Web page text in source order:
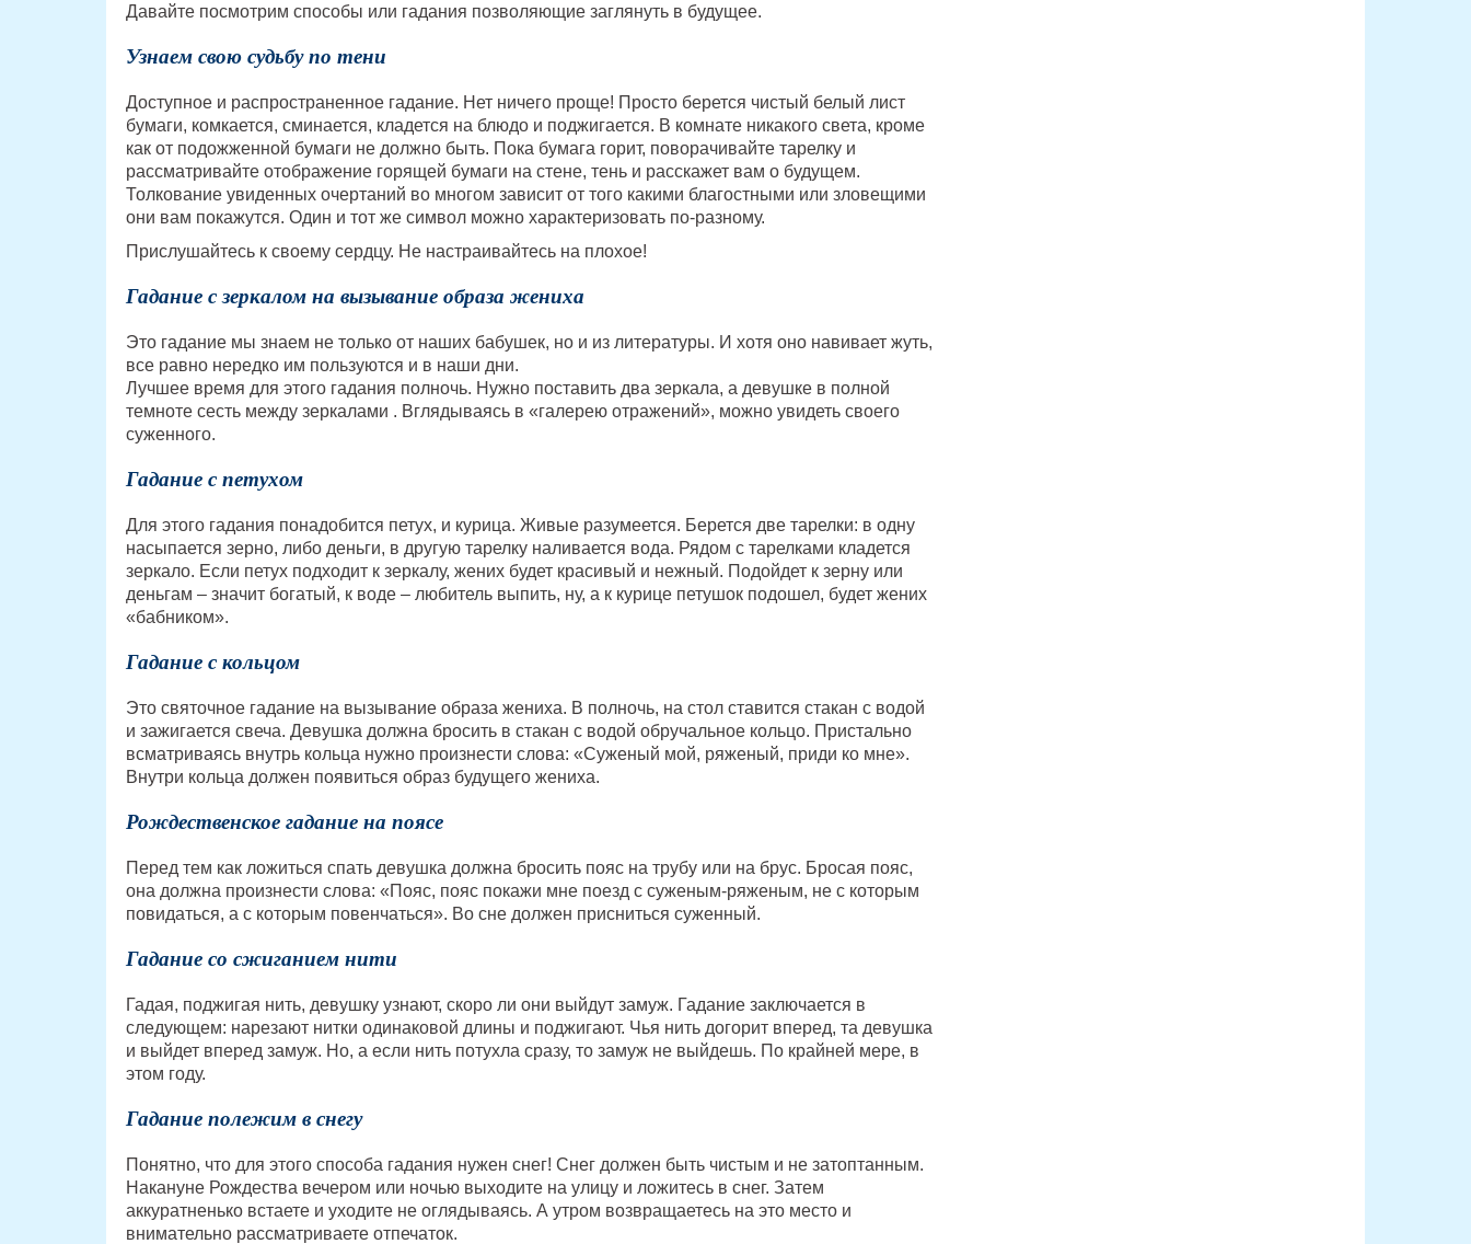
Давайте посмотрим способы или гадания позволяющие заглянуть в будущее.
Узнаем свою судьбу по тени
Доступное и распространенное гадание. Нет ничего проще! Просто берется чистый белый лист
бумаги, комкается, сминается, кладется на блюдо и поджигается. В комнате никакого света, кроме
как от подожженной бумаги не должно быть. Пока бумага горит, поворачивайте тарелку и
рассматривайте отображение горящей бумаги на стене, тень и расскажет вам о будущем.
Толкование увиденных очертаний во многом зависит от того какими благостными или зловещими
они вам покажутся. Один и тот же символ можно характеризовать по-разному.
Прислушайтесь к своему сердцу. Не настраивайтесь на плохое!
Гадание с зеркалом на вызывание образа жениха
Это гадание мы знаем не только от наших бабушек, но и из литературы. И хотя оно навивает жуть,
все равно нередко им пользуются и в наши дни.
Лучшее время для этого гадания полночь. Нужно поставить два зеркала, а девушке в полной
темноте сесть между зеркалами . Вглядываясь в «галерею отражений», можно увидеть своего
суженного.
Гадание с петухом
Для этого гадания понадобится петух, и курица. Живые разумеется. Берется две тарелки: в одну
насыпается зерно, либо деньги, в другую тарелку наливается вода. Рядом с тарелками кладется
зеркало. Если петух подходит к зеркалу, жених будет красивый и нежный. Подойдет к зерну или
деньгам – значит богатый, к воде – любитель выпить, ну, а к курице петушок подошел, будет жених
«бабником».
Гадание с кольцом
Это святочное гадание на вызывание образа жениха. В полночь, на стол ставится стакан с водой
и зажигается свеча. Девушка должна бросить в стакан с водой обручальное кольцо. Пристально
всматриваясь внутрь кольца нужно произнести слова: «Суженый мой, ряженый, приди ко мне».
Внутри кольца должен появиться образ будущего жениха.
Рождественское гадание на поясе
Перед тем как ложиться спать девушка должна бросить пояс на трубу или на брус. Бросая пояс,
она должна произнести слова: «Пояс, пояс покажи мне поезд с суженым-ряженым, не с которым
повидаться, а с которым повенчаться». Во сне должен присниться суженный.
Гадание со сжиганием нити
Гадая, поджигая нить, девушку узнают, скоро ли они выйдут замуж. Гадание заключается в
следующем: нарезают нитки одинаковой длины и поджигают. Чья нить догорит вперед, та девушка
и выйдет вперед замуж. Но, а если нить потухла сразу, то замуж не выйдешь. По крайней мере, в
этом году.
Гадание полежим в снегу
Понятно, что для этого способа гадания нужен снег! Снег должен быть чистым и не затоптанным.
Накануне Рождества вечером или ночью выходите на улицу и ложитесь в снег. Затем
аккуратненько встаете и уходите не оглядываясь. А утром возвращаетесь на это место и
внимательно рассматриваете отпечаток.